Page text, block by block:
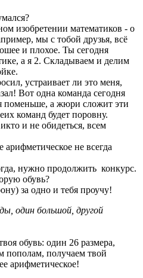
изобретении математиков - о
мы с тобой друзья, всё
и плохое. Ты сегодня
а я 2. Складываем и делим
устраивает ли это меня,
Вот одна команда сегодня
поменьше, а жюри сложит эти
команд будет поровну.
и не обидеться, всем
арифметическое не всегда
нужно продолжить конкурс.
обувь?
за одно и тебя проучу!
один большой, другой
обувь: один 26 размера,
пополам, получаем твой
арифметическое!